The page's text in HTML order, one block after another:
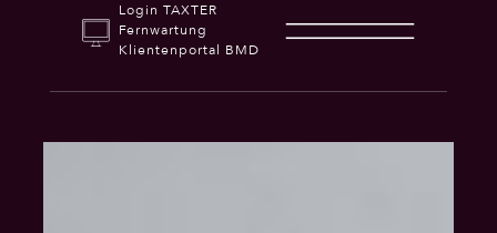
Login TAXTER
Fernwartung
Klientenportal BMD